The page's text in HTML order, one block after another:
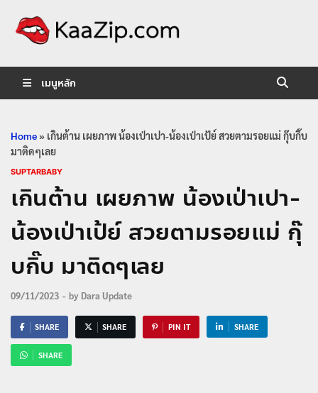
เมนูหลัก
Home» เกินต้าน เผยภาพ น้องเป่าเปา-น้องเป่าเป้ย์ สวยตามรอยแม่ กุ๊บกิ๊บ
มาติดๆเลย
SUPTARBABY
เกินต้าน เผยภาพ น้องเป่าเปา-
น้องเป่าเป้ย์ สวยตามรอยแม่ กุ๊
บกิ๊บ มาติดๆเลย
09/11/2023 - by Dara Update
SHARE SHARE PIN IT SHARE
SHARE